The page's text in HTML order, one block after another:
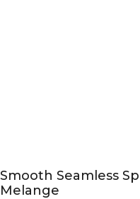
Smooth Seamless
Melange